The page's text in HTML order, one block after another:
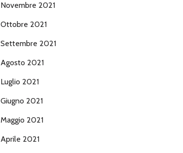
Novembre 2021
Ottobre 2021
Settembre 2021
Agosto 2021
Luglio 2021
Giugno 2021
Maggio 2021
Aprile 2021